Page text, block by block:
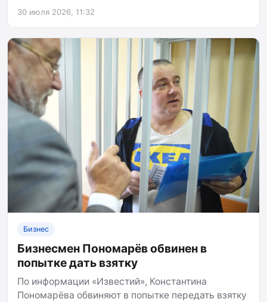
30 июля 2026, 11:32
Бизнес
Бизнесмен Пономарёв обвинен в
попытке дать взятку
По информации «Известий», Константина
Пономарёва обвиняют в попытке передать взятку